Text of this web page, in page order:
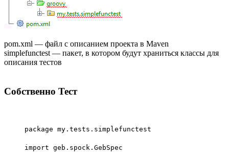
pom.xml — файл с описанием проекта в Maven
simplefunctest — пакет, в котором будут храниться классы для
описания тестов
Собственно Тест
package my.tests.simplefunctest
import geb.spock.GebSpec